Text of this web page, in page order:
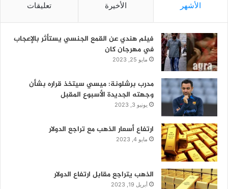
الأشهر الأخيرة تعليقات
فيلم هندي عن القمع الجنسي يستأثر بالإعجاب
في مهرجان كان
مايو 25, 2023
مدرب برشلونة: ميسي سيتخذ قراره بشأن
وجهته الجديدة الأسبوع المقبل
يونيو 3, 2023
ارتفاع أسعار الذهب مع تراجع الدولار
مايو 4, 2023
الذهب يتراجع مقابل ارتفاع الدولار
أبريل 19, 2023